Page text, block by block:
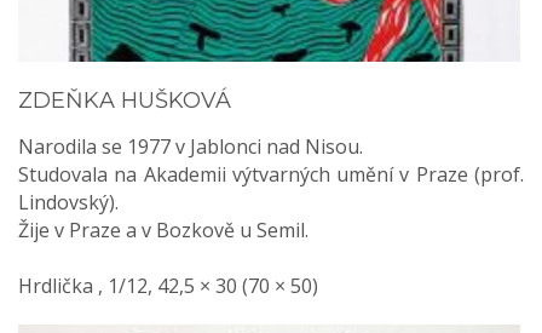
ZDEŇKA HUŠKOVÁ
Narodila se 1977 v Jablonci nad Nisou.
Studovala na Akademii výtvarných umění v Praze (prof.
Lindovský).
Žije v Praze a v Bozkově u Semil.
Hrdlička , 1/12, 42,5 × 30 (70 × 50)